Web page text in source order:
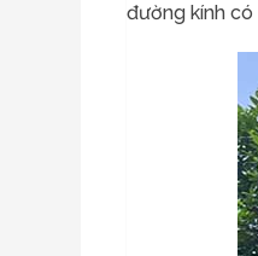
đường kính có